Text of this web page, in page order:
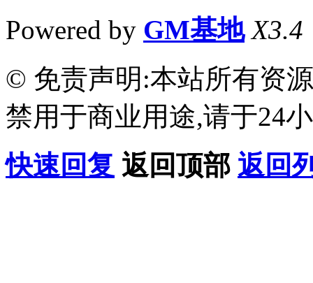
Powered by GM基地 X3.4
© 免责声明:本站所有资
禁用于商业用途,请于24
快速回复 返回顶部 返回